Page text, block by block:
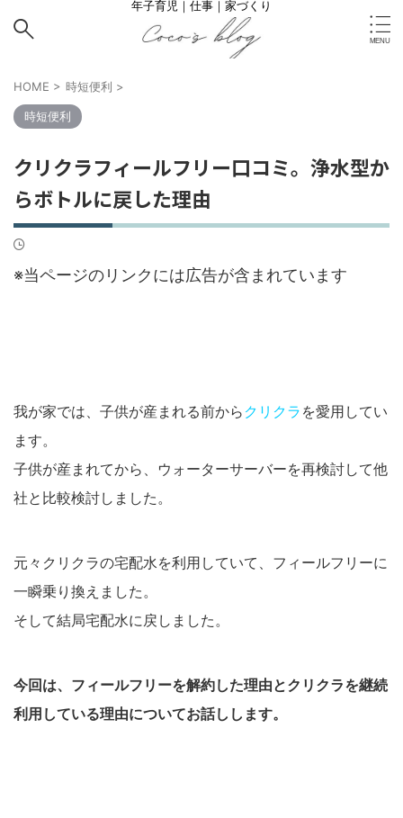
年子育児｜仕事｜家づくり
HOME > 時短便利 >
時短便利
クリクラフィールフリー口コミ。浄水型か
らボトルに戻した理由
※当ページのリンクには広告が含まれています
我が家では、子供が産まれる前から クリクラ を愛用してい
ます。
子供が産まれてから、ウォーターサーバーを再検討して他
社と比較検討しました。
元々クリクラの宅配水を利用していて、フィールフリーに
一瞬乗り換えました。
そして結局宅配水に戻しました。
今回は、フィールフリーを解約した理由とクリクラを継続
利用している理由についてお話しします。